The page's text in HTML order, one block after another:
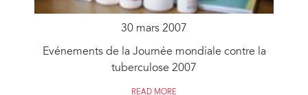
30 mars 2007
Evénements de la Journée mondiale contre la
tuberculose 2007
READ MORE